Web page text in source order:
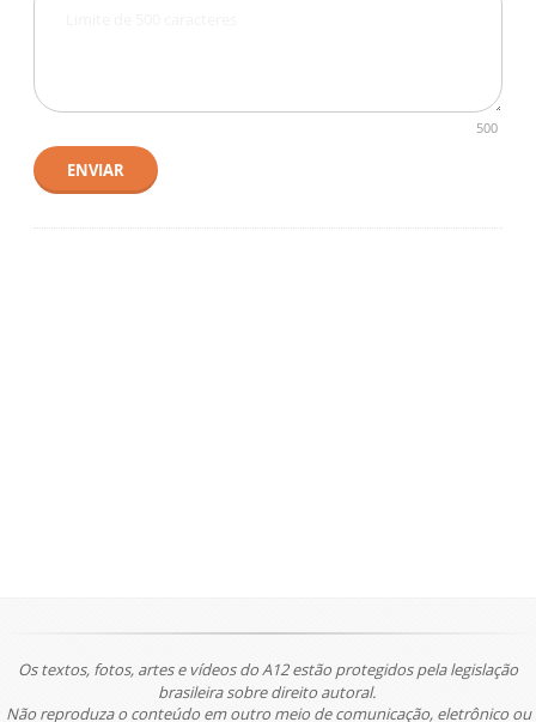
500
ENVIAR
Os textos, fotos, artes e vídeos do A12 estão protegidos pela legislação
brasileira sobre direito autoral.
Não reproduza o conteúdo em outro meio de comunicação, eletrônico ou